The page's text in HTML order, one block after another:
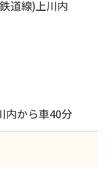
道線)上川内
内から車40分